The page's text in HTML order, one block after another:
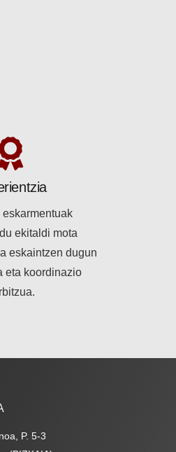
eskarmentuak
ekitaldi mota
eskaintzen dugun
eta koordinazio
P. 5-3